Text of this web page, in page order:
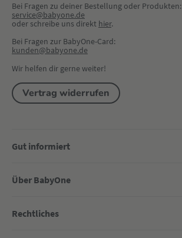
Bei Fragen zu deiner Bestellung oder Produkten:
service@babyone.de
oder schreibe uns direkt hier.
Bei Fragen zur BabyOne-Card:
kunden@babyone.de
Wir helfen dir gerne weiter!
Vertrag widerrufen
Gut informiert
Über BabyOne
Rechtliches